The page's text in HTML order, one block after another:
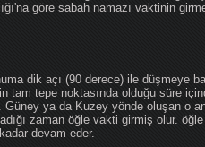
göre sabah namazı vaktinin
dik açı (90 derece) ile düşmeye
tam tepe noktasında olduğu süre
ya da Kuzey yönde oluşan o
zaman öğle vakti girmiş olur.
devam eder.